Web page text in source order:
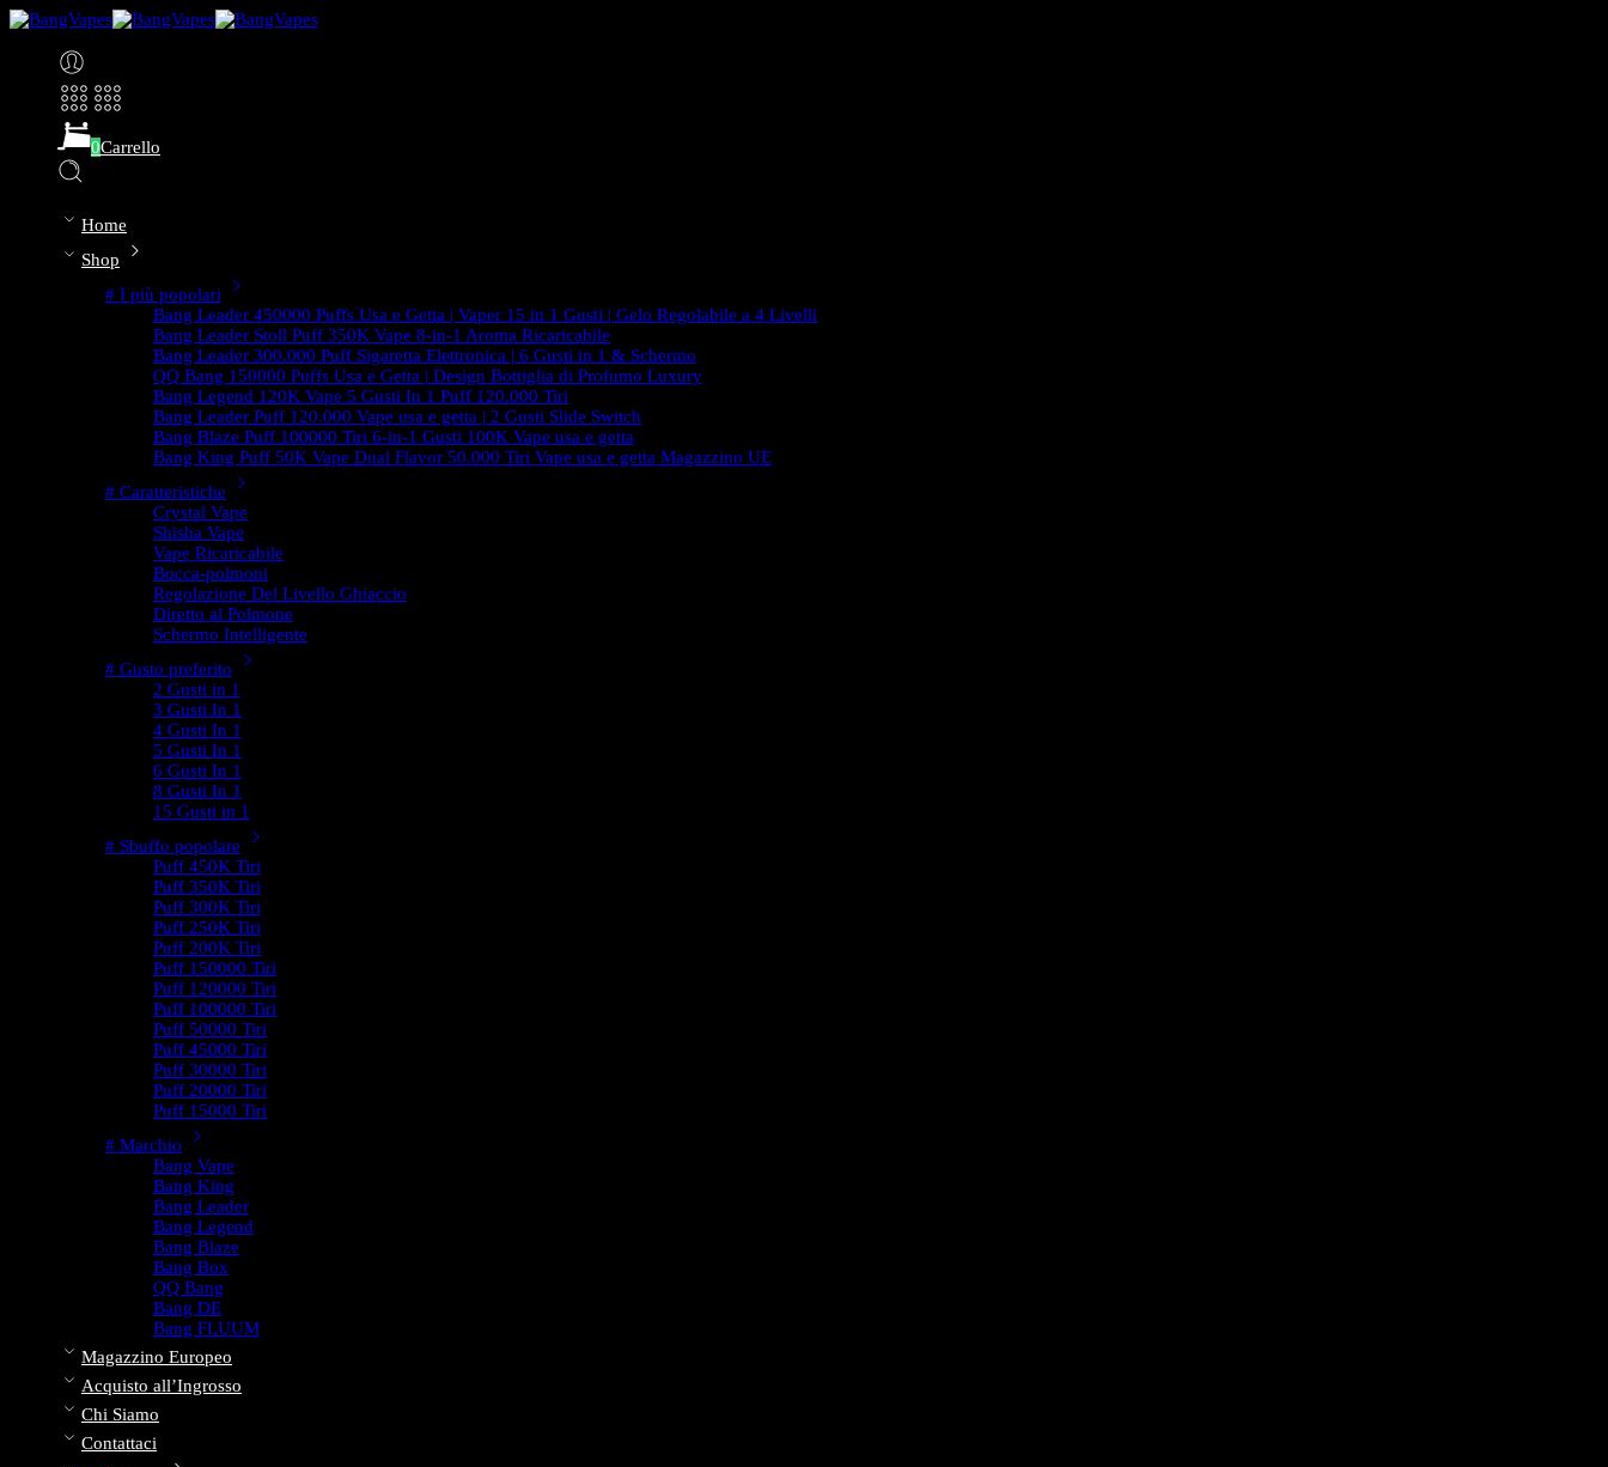
0Carrello
Home
Shop
# I più popolari
Bang Leader 450000 Puffs Usa e Getta | Vaper 15 in 1 Gusti | Gelo Regolabile a 4 Livelli
Bang Leader Stoll Puff 350K Vape 8-in-1 Aroma Ricaricabile
Bang Leader 300.000 Puff Sigaretta Elettronica | 6 Gusti in 1 & Schermo
QQ Bang 150000 Puffs Usa e Getta | Design Bottiglia di Profumo Luxury
Bang Legend 120K Vape 5 Gusti In 1 Puff 120.000 Tiri
Bang Leader Puff 120.000 Vape usa e getta | 2 Gusti Slide Switch
Bang Blaze Puff 100000 Tiri 6-in-1 Gusti 100K Vape usa e getta
Bang King Puff 50K Vape Dual Flavor 50.000 Tiri Vape usa e getta Magazzino UE
# Caratteristiche
Crystal Vape
Shisha Vape
Vape Ricaricabile
Bocca-polmoni
Regolazione Del Livello Ghiaccio
Diretto al Polmone
Schermo Intelligente
# Gusto preferito
2 Gusti in 1
3 Gusti In 1
4 Gusti In 1
5 Gusti In 1
6 Gusti In 1
8 Gusti In 1
15 Gusti in 1
# Sbuffo popolare
Puff 450K Tiri
Puff 350K Tiri
Puff 300K Tiri
Puff 250K Tiri
Puff 200K Tiri
Puff 150000 Tiri
Puff 120000 Tiri
Puff 100000 Tiri
Puff 50000 Tiri
Puff 45000 Tiri
Puff 30000 Tiri
Puff 20000 Tiri
Puff 15000 Tiri
# Marchio
Bang Vape
Bang King
Bang Leader
Bang Legend
Bang Blaze
Bang Box
QQ Bang
Bang DE
Bang FLUUM
Magazzino Europeo
Acquisto all’Ingrosso
Chi Siamo
Contattaci